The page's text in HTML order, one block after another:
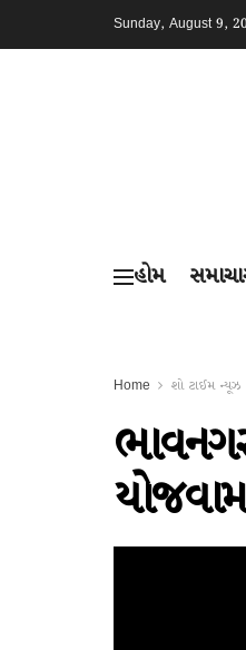
Sunday, August 9,
હોમ
Home શો ટાઈમ ન્યૂઝ